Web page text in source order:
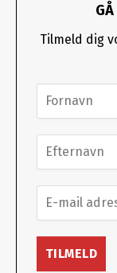
Tilmeld dig